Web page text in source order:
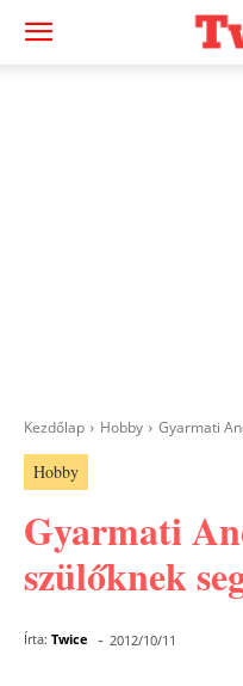
Kezdőlap Hobby Gyarmati
Hobby
Gyarmati
szülőknek
Írta: Twice - 2012/10/11